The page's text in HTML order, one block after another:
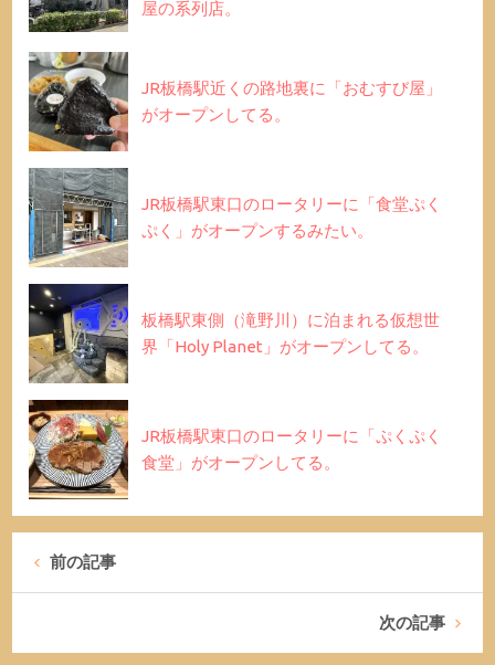
屋の系列店。
JR板橋駅近くの路地裏に「おむすび屋」
がオープンしてる。
JR板橋駅東口のロータリーに「食堂ぷく
ぷく」がオープンするみたい。
板橋駅東側（滝野川）に泊まれる仮想世
界「Holy Planet」がオープンしてる。
JR板橋駅東口のロータリーに「ぷくぷく
食堂」がオープンしてる。
前の記事
次の記事